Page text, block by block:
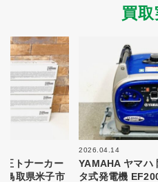
新着情報
梱包
ガイド
法人
お客
買
トナーカー
鳥取県米子市
2026.04.14
YAMAHA ヤマハ
タ式発電機